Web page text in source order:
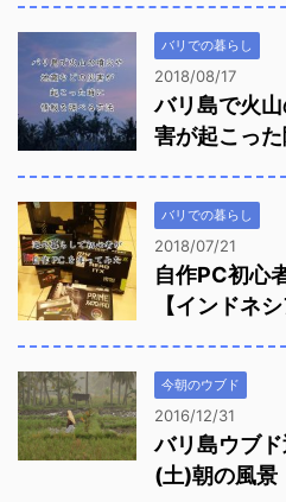
バリでの暮らし
2018/08/17
バリ島で火
害が起こっ
バリでの暮らし
2018/07/21
自作PC初心
【インドネ
今朝のウブド
2016/12/31
バリ島ウブ
(土)朝の風景